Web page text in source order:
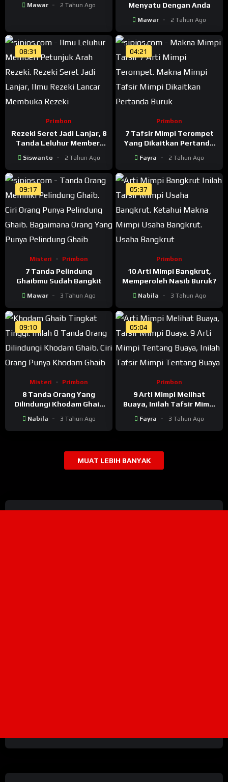
Mawar 2 Tahun Ago
Menyatu Dengan Anda
Mawar 2 Tahun Ago
08:31
Primbon
Rezeki Seret Jadi Lanjar, 8
Tanda Leluhur Memberi
Siswanto 2 Tahun Ago
04:21
Primbon
7 Tafsir Mimpi Terompet
Yang Dikaitkan Pertanda
Fayra 2 Tahun Ago
09:17
Misteri Primbon
7 Tanda Pelindung
Ghaibmu Sudah Bangkit
Mawar 3 Tahun Ago
05:37
Primbon
10 Arti Mimpi Bangkrut,
Memperoleh Nasib Buruk?
Nabila 3 Tahun Ago
09:10
Misteri Primbon
8 Tanda Orang Yang
Dilindungi Khodam Ghaib
Nabila 3 Tahun Ago
05:04
Primbon
9 Arti Mimpi Melihat
Buaya, Inilah Tafsir Mimpi
Fayra 3 Tahun Ago
MUAT LEBIH BANYAK